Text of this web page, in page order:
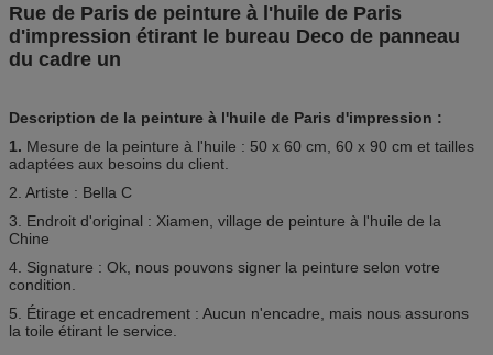
Rue de Paris de peinture à l'huile de Paris
d'impression étirant le bureau Deco de panneau
du cadre un
Description de la peinture à l'huile de Paris d'impression :
1. Mesure de la peinture à l'huile : 50 x 60 cm, 60 x 90 cm et tailles
adaptées aux besoins du client.
2. Artiste : Bella C
3. Endroit d'original : Xiamen, village de peinture à l'huile de la
Chine
4. Signature : Ok, nous pouvons signer la peinture selon votre
condition.
5. Étirage et encadrement : Aucun n'encadre, mais nous assurons
la toile étirant le service.